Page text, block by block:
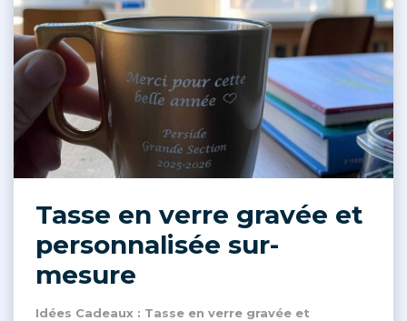
Tasse en verre gravée et
personnalisée sur-
mesure
Idées Cadeaux : Tasse en verre gravée et